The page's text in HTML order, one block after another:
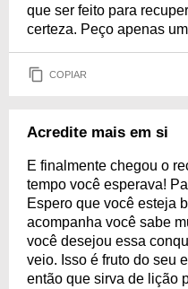
que ser feito para
certeza. Peço apenas
COPIAR
Acredite mais em si
E finalmente chegou o
tempo você esperava!
Espero que você esteja
acompanha você sabe
você desejou essa
veio. Isso é fruto do seu
então que sirva de lição